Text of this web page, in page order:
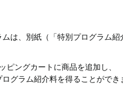
は、別紙（「特別プログラム紹
ングカートに商品を追加し、
グラム紹介料を得ることができ